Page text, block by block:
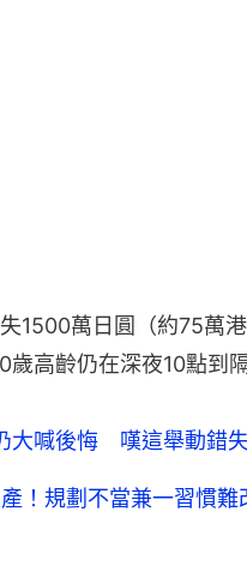
1500萬日圓（約75萬
高齡仍在深夜10點到
大喊後悔 嘆這舉動錯
！規劃不當兼一習慣